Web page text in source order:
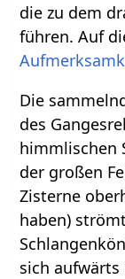
die zu dem
führen. Auf
Die
des
himmlischen
der großen
Zisterne
haben)
sich